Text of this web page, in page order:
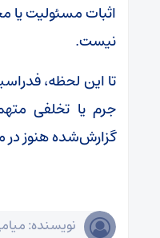
اثبات مسئولیت یا
نیست.
تا این لحظه،
جرم یا تخلفی
گزارش‌شده هنوز در
نویسنده: